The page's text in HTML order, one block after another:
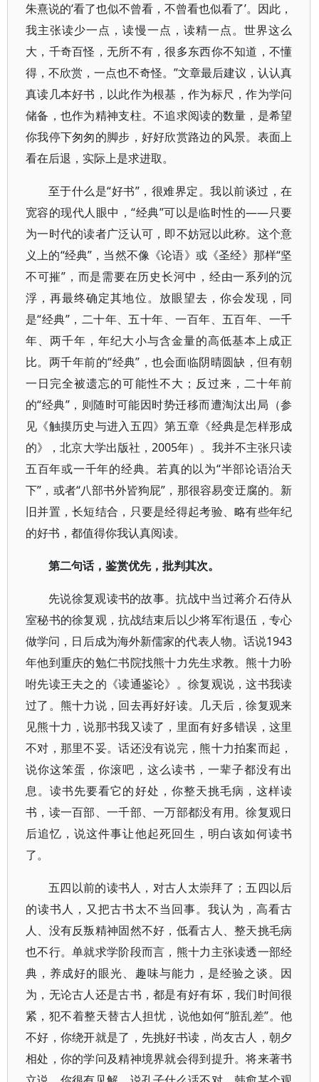
朱熹说的‘看了也似不曾看，不曾看也似看了’。因此，
我主张读少一点，读慢一点，读精一点。世界这么
大，千奇百怪，无所不有，很多东西你不知道，不懂
得，不欣赏，一点也不奇怪。”文章最后建议，认认真
真读几本好书，以此作为根基，作为标尺，作为学问
储备，也作为精神支柱。不追求阅读的数量，是希望
你我停下匆匆的脚步，好好欣赏路边的风景。表面上
看在后退，实际上是求进取。
至于什么是“好书”，很难界定。我以前谈过，在
宽容的现代人眼中，“经典”可以是临时性的——只要
为一时代的读者广泛认可，即不妨冠以此称。这个意
义上的“经典”，当然不像《论语》或《圣经》那样“坚
不可摧”，而是需要在历史长河中，经由一系列的沉
浮，再最终确定其地位。放眼望去，你会发现，同
是“经典”，二十年、五十年、一百年、五百年、一千
年、两千年，年纪大小与含金量的高低基本上成正
比。两千年前的“经典”，也会面临阴晴圆缺，但有朝
一日完全被遗忘的可能性不大；反过来，二十年前
的“经典”，则随时可能因时势迁移而遭淘汰出局（参
见《触摸历史与进入五四》第五章《经典是怎样形成
的》，北京大学出版社，2005年）。我并不主张只读
五百年或一千年的经典。若真的以为“半部论语治天
下”，或者“八部书外皆狗屁”，那很容易变迂腐的。新
旧并置，长短结合，只要是经得起考验、略有些年纪
的好书，都值得你我认真阅读。
第二句话，鉴赏优先，批判其次。
先说徐复观读书的故事。抗战中当过蒋介石侍从
室秘书的徐复观，抗战结束后以少将军衔退伍，专心
做学问，日后成为海外新儒家的代表人物。话说1943
年他到重庆的勉仁书院找熊十力先生求教。熊十力吩
咐先读王夫之的《读通鉴论》。徐复观说，这书我读
过了。熊十力说，回去再好好读。几天后，徐复观来
见熊十力，说那书我又读了，里面有好多错误，这里
不对，那里不妥。话还没有说完，熊十力拍案而起，
说你这笨蛋，你滚吧，这么读书，一辈子都没有出
息。读书先要看它的好处，你整天挑毛病，这样读
书，读一百部、一千部、一万部都没有用。徐复观日
后追忆，说这件事让他起死回生，明白该如何读书
了。
五四以前的读书人，对古人太崇拜了；五四以后
的读书人，又把古书太不当回事。我认为，高看古
人、没有反叛精神固然不好，低看古人、整天挑毛病
也不行。单就求学阶段而言，熊十力主张读透一部经
典，养成好的眼光、趣味与能力，是经验之谈。因
为，无论古人还是古书，都是有好有坏，我们时间很
紧，犯不着整天替古人担忧，说他如何“脏乱差”。他
不好，你绕开就是了，先挑好书读，尚友古人，朝夕
相处，你的学问及精神境界就会得到提升。将来著书